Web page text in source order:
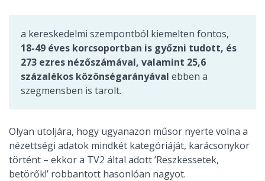
a kereskedelmi szempontból kiemelten fontos,
18-49 éves korcsoportban is győzni tudott, és
273 ezres nézőszámával, valamint 25,6
százalékos közönségarányával ebben a
szegmensben is tarolt.
Olyan utoljára, hogy ugyanazon műsor nyerte volna a
nézettségi adatok mindkét kategóriáját, karácsonykor
történt – ekkor a TV2 által adott ’Reszkessetek,
betörők!’ robbantott hasonlóan nagyot.